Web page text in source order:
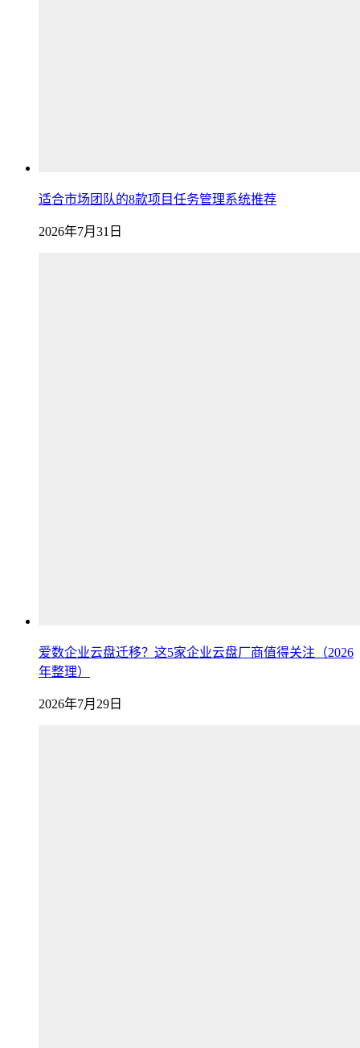
适合市场团队的8款项目任务管理系统推荐
2026年7月31日
爱数企业云盘迁移？这5家企业云盘厂商值得关注（2026
年整理）
2026年7月29日